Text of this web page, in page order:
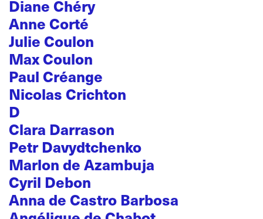
Diane Chéry
Anne Corté
Julie Coulon
Max Coulon
Paul Créange
Nicolas Crichton
D
Clara Darrason
Petr Davydtchenko
Marlon de Azambuja
Cyril Debon
Anna de Castro Barbosa